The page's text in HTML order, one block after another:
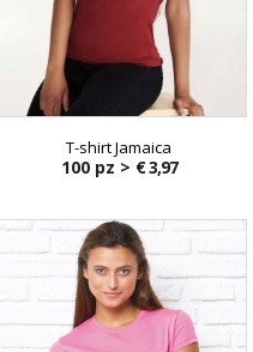
T-shirt Jamaica
100 pz > € 3,97